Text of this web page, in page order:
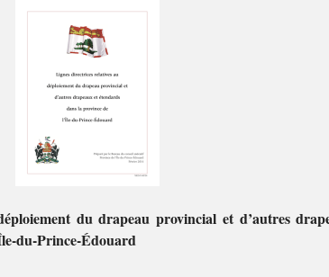
du drapeau provincial et d’autres
du-Prince-Édouard